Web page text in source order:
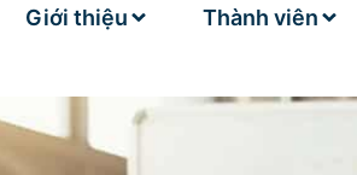
Giới thiệu Thành viên